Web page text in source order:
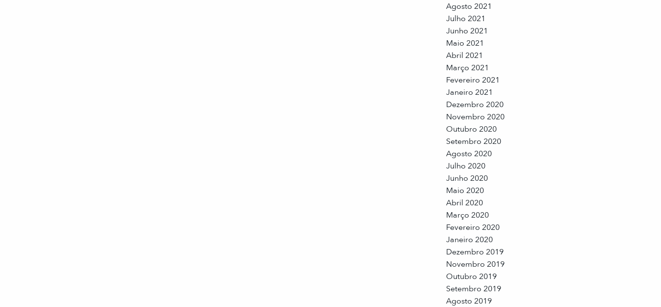
Agosto 2021
Julho 2021
Junho 2021
Maio 2021
Abril 2021
Março 2021
Fevereiro 2021
Janeiro 2021
Dezembro 2020
Novembro 2020
Outubro 2020
Setembro 2020
Agosto 2020
Julho 2020
Junho 2020
Maio 2020
Abril 2020
Março 2020
Fevereiro 2020
Janeiro 2020
Dezembro 2019
Novembro 2019
Outubro 2019
Setembro 2019
Agosto 2019